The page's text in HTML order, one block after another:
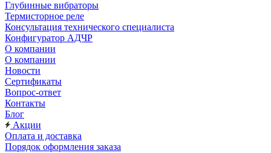
Глубинные вибраторы
Термисторное реле
Консультация технического специалиста
Конфигуратор АДЧР
О компании
О компании
Новости
Сертификаты
Вопрос-ответ
Контакты
Блог
Акции
Оплата и доставка
Порядок оформления заказа